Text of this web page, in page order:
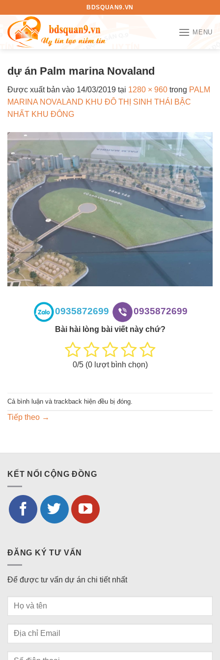
nội
dung
BDSQUAN9.VN
MENU
dự án Palm marina Novaland
Được xuất bản vào 14/03/2019 tại 1280 × 960 trong PALM
MARINA NOVALAND KHU ĐÔ THỊ SINH THÁI BẬC
NHẤT KHU ĐÔNG
0935872699 0935872699
Bài hài lòng bài viết này chứ?
0/5 (0lượt bình chọn)
Cả bình luận và trackback hiện đều bị đóng.
Tiếp theo →
KẾT NỐI CỘNG ĐỒNG
ĐĂNG KÝ TƯ VẤN
Để được tư vấn dự án chi tiết nhất